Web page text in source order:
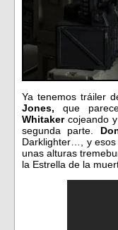
Ya tenemos tráiler
Jones, que
Whitakercojeando y
segunda parte.
Darklighter…, y esos
unas alturas
la Estrella de la